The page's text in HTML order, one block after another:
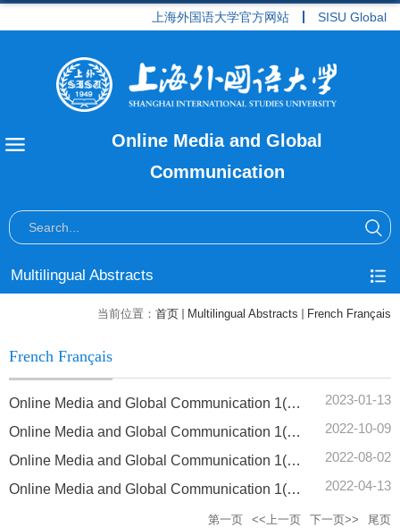
上海外国语大学官方网站 SISU Global
Online Media and Global
Communication
Multilingual Abstracts
当前位置： 首页 Multilingual Abstracts French Français
French Français
Online Media and Global Communication 1(4): Résumés d’articles en français 2023-01-13
Online Media and Global Communication 1(3): Résumés d’articles en français 2022-10-09
Online Media and Global Communication 1(2): Résumés d’articles en français 2022-08-02
Online Media and Global Communication 1(1): Résumés d’articles en français 2022-04-13
第一页 <<上一页 下一页>> 尾页